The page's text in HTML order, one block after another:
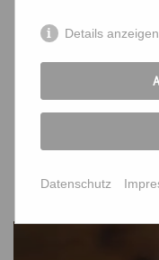
Das könnte
Details
Datenschutz